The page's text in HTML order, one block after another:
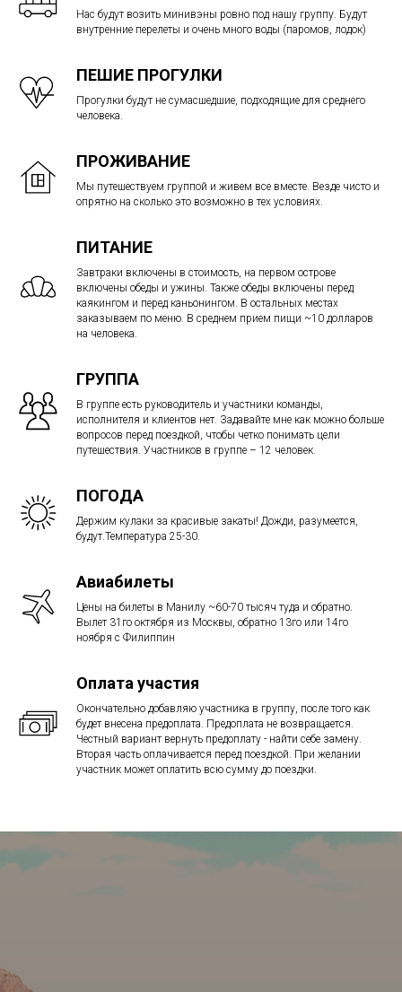
Нас будут возить минивэны ровно под нашу группу. Будут
внутренние перелеты и очень много воды (паромов, лодок)
ПЕШИЕ ПРОГУЛКИ
Прогулки будут не сумасшедшие, подходящие для среднего
человека.
ПРОЖИВАНИЕ
Мы путешествуем группой и живем все вместе. Везде чисто и
опрятно на сколько это возможно в тех условиях.
ПИТАНИЕ
Завтраки включены в стоимость, на первом острове
включены обеды и ужины. Также обеды включены перед
каякингом и перед каньонингом. В остальных местах
заказываем по меню. В среднем прием пищи ~10 долларов
на человека.
ГРУППА
В группе есть руководитель и участники команды,
исполнителя и клиентов нет. Задавайте мне как можно больше
вопросов перед поездкой, чтобы четко понимать цели
путешествия. Участников в группе – 12 человек.
ПОГОДА
Держим кулаки за красивые закаты! Дожди, разумеется,
будут.Температура 25-30.
Авиабилеты
Цены на билеты в Манилу ~60-70 тысяч туда и обратно.
Вылет 31го октября из Москвы, обратно 13го или 14го
ноября с Филиппин
Оплата участия
Окончательно добавляю участника в группу, после того как
будет внесена предоплата. Предоплата не возвращается.
Честный вариант вернуть предоплату - найти себе замену.
Вторая часть оплачивается перед поездкой. При желании
участник может оплатить всю сумму до поездки.